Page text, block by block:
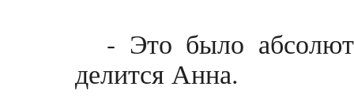
- Это было
делится Анна.